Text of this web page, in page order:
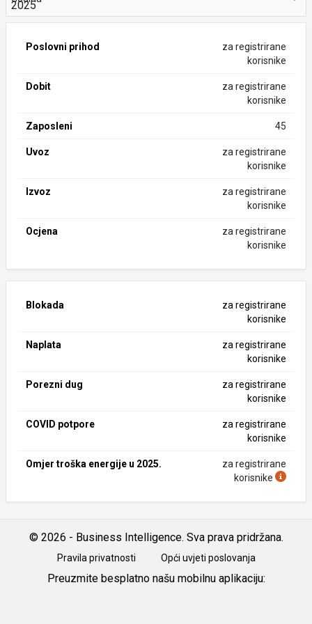
Poslovni prihod
za registrirane
korisnike
Dobit
za registrirane
korisnike
Zaposleni 45
Uvoz
za registrirane
korisnike
Izvoz
za registrirane
korisnike
Ocjena
za registrirane
korisnike
Blokada
za registrirane
korisnike
Naplata
za registrirane
korisnike
Porezni dug
za registrirane
korisnike
COVID potpore
za registrirane
korisnike
Omjer troška energije u 2025.
za registrirane
korisnike
© 2026 - Business Intelligence. Sva prava pridržana.
Pravila privatnosti Opći uvjeti poslovanja
Preuzmite besplatno našu mobilnu aplikaciju: